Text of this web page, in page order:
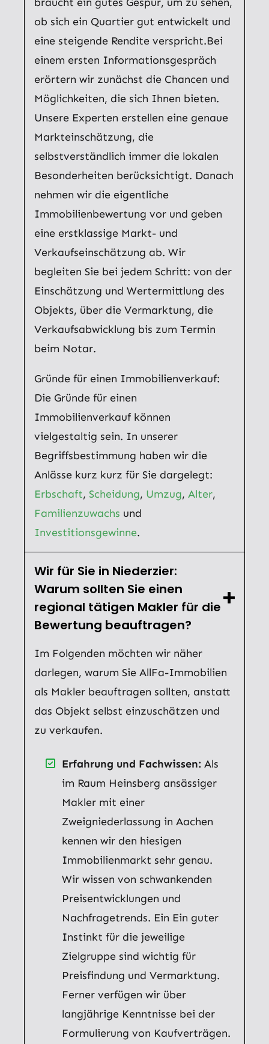
ob sich ein Quartier gut entwickelt und
eine steigende Rendite verspricht.Bei
einem ersten Informationsgespräch
erörtern wir zunächst die Chancen und
Möglichkeiten, die sich Ihnen bieten.
Unsere Experten erstellen eine genaue
Markteinschätzung, die
selbstverständlich immer die lokalen
Besonderheiten berücksichtigt. Danach
nehmen wir die eigentliche
Immobilienbewertung vor und geben
eine erstklassige Markt- und
Verkaufseinschätzung ab. Wir
begleiten Sie bei jedem Schritt: von der
Einschätzung und Wertermittlung des
Objekts, über die Vermarktung, die
Verkaufsabwicklung bis zum Termin
beim Notar.
Gründe für einen Immobilienverkauf:
Die Gründe für einen
Immobilienverkauf können
vielgestaltig sein. In unserer
Begriffsbestimmung haben wir die
Anlässe kurz kurz für Sie dargelegt:
Erbschaft, Scheidung, Umzug,Alter,
Familienzuwachs und
Investitionsgewinne.
Wir für Sie in Niederzier:
Warum sollten Sie einen
regional tätigen Makler für die
Bewertung beauftragen?
Im Folgenden möchten wir näher
darlegen, warum Sie AllFa-Immobilien
als Makler beauftragen sollten, anstatt
das Objekt selbst einzuschätzen und
zu verkaufen.
Erfahrung und Fachwissen: Als
im Raum Heinsberg ansässiger
Makler mit einer
Zweigniederlassung in Aachen
kennen wir den hiesigen
Immobilienmarkt sehr genau.
Wir wissen von schwankenden
Preisentwicklungen und
Nachfragetrends. Ein Ein guter
Instinkt für die jeweilige
Zielgruppe sind wichtig für
Preisfindung und Vermarktung.
Ferner verfügen wir über
langjährige Kenntnisse bei der
Formulierung von Kaufverträgen.